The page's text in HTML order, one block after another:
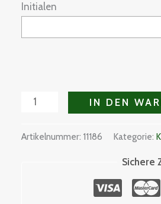
Initialen
IN DEN
Artikelnummer: 11186 Kategorie:
Sichere